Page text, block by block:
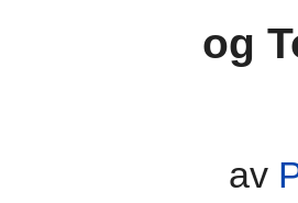
og
av